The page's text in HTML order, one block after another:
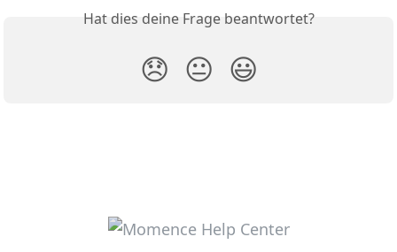
Hat dies deine Frage beantwortet?
😞 😐 😃